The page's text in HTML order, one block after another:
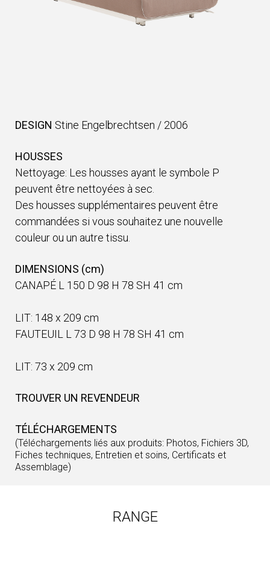
DESIGN Stine Engelbrechtsen / 2006
HOUSSES
Nettoyage: Les housses ayant le symbole P
peuvent être nettoyées à sec.
Des housses supplémentaires peuvent être
commandées si vous souhaitez une nouvelle
couleur ou un autre tissu.
DIMENSIONS (cm)
CANAPÉ L 150 D 98 H 78 SH 41 cm
LIT: 148 x 209 cm
FAUTEUIL L 73 D 98 H 78 SH 41 cm
LIT: 73 x 209 cm
TROUVER UN REVENDEUR
TÉLÉCHARGEMENTS
(Téléchargements liés aux produits: Photos, Fichiers 3D,
Fiches techniques, Entretien et soins, Certificats et
Assemblage)
RANGE